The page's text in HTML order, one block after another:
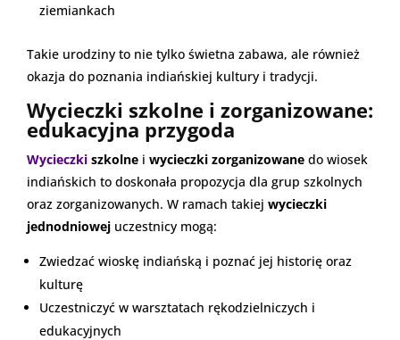
ziemiankach
Takie urodziny to nie tylko świetna zabawa, ale również
okazja do poznania indiańskiej kultury i tradycji.
Wycieczki szkolne i zorganizowane:
edukacyjna przygoda
Wycieczki szkolne i wycieczki zorganizowane do wiosek
indiańskich to doskonała propozycja dla grup szkolnych
oraz zorganizowanych. W ramach takiej wycieczki
jednodniowej uczestnicy mogą:
Zwiedzać wioskę indiańską i poznać jej historię oraz
kulturę
Uczestniczyć w warsztatach rękodzielniczych i
edukacyjnych